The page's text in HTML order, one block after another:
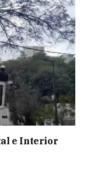
e Interior